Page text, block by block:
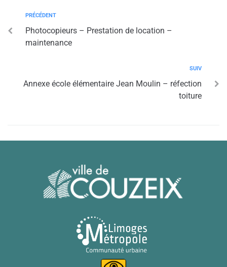
PRÉCÉDENT
Photocopieurs – Prestation de location –
maintenance
SUIV
Annexe école élémentaire Jean Moulin – réfection
toiture